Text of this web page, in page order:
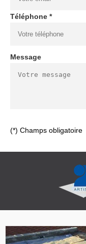
Téléphone *
Message
(*) Champs obligatoire